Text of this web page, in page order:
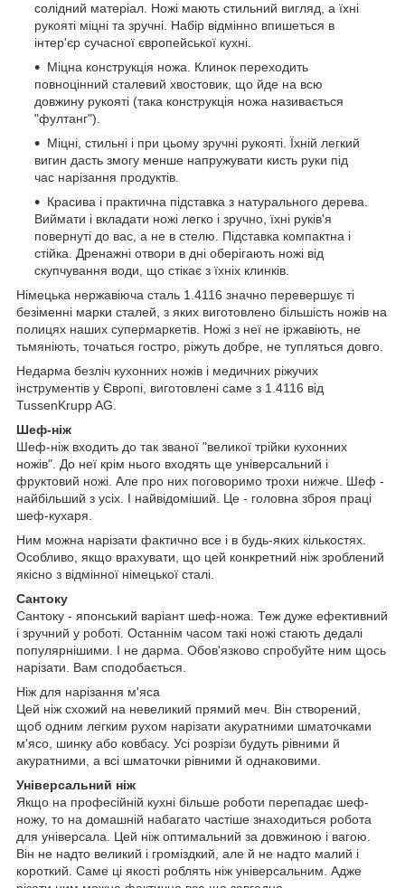
солідний матеріал. Ножі мають стильний вигляд, а їхні
рукояті міцні та зручні. Набір відмінно впишеться в
інтер'єр сучасної європейської кухні.
Міцна конструкція ножа. Клинок переходить
повноцінний сталевий хвостовик, що йде на всю
довжину рукояті (така конструкція ножа називається
"фултанг").
Міцні, стильні і при цьому зручні рукояті. Їхній легкий
вигин дасть змогу менше напружувати кисть руки під
час нарізання продуктів.
Красива і практична підставка з натурального дерева.
Виймати і вкладати ножі легко і зручно, їхні руків'я
повернуті до вас, а не в стелю. Підставка компактна і
стійка. Дренажні отвори в дні оберігають ножі від
скупчування води, що стікає з їхніх клинків.
Німецька нержавіюча сталь 1.4116 значно перевершує ті
безіменні марки сталей, з яких виготовлено більшість ножів на
полицях наших супермаркетів. Ножі з неї не іржавіють, не
тьмяніють, точаться гостро, ріжуть добре, не тупляться довго.
Недарма безліч кухонних ножів і медичних ріжучих
інструментів у Європі, виготовлені саме з 1.4116 від
TussenKrupp AG.
Шеф-ніж
Шеф-ніж входить до так званої "великої трійки кухонних
ножів". До неї крім нього входять ще універсальний і
фруктовий ножі. Але про них поговоримо трохи нижче. Шеф -
найбільший з усіх. І найвідоміший. Це - головна зброя праці
шеф-кухаря.
Ним можна нарізати фактично все і в будь-яких кількостях.
Особливо, якщо врахувати, що цей конкретний ніж зроблений
якісно з відмінної німецької сталі.
Сантоку
Сантоку - японський варіант шеф-ножа. Теж дуже ефективний
і зручний у роботі. Останнім часом такі ножі стають дедалі
популярнішими. І не дарма. Обов'язково спробуйте ним щось
нарізати. Вам сподобається.
Ніж для нарізання м'яса
Цей ніж схожий на невеликий прямий меч. Він створений,
щоб одним легким рухом нарізати акуратними шматочками
м'ясо, шинку або ковбасу. Усі розрізи будуть рівними й
акуратними, а всі шматочки рівними й однаковими.
Універсальний ніж
Якщо на професійній кухні більше роботи перепадає шеф-
ножу, то на домашній набагато частіше знаходиться робота
для універсала. Цей ніж оптимальний за довжиною і вагою.
Він не надто великий і громіздкий, але й не надто малий і
короткий. Саме ці якості роблять ніж універсальним. Адже